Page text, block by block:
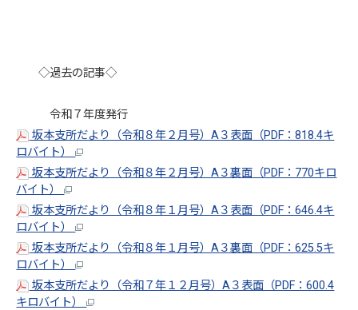
◇過去の記事◇
令和７年度発行
坂本支所だより（令和８年２月号）A３表面（PDF：818.4キ
ロバイト）
坂本支所だより（令和８年２月号）A３裏面（PDF：770キロ
バイト）
坂本支所だより（令和８年１月号）A３表面（PDF：646.4キ
ロバイト）
坂本支所だより（令和８年１月号）A３裏面（PDF：625.5キ
ロバイト）
坂本支所だより（令和７年１２月号）A３表面（PDF：600.4
キロバイト）